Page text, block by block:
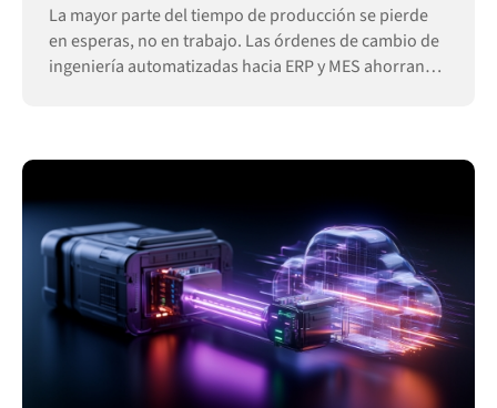
La mayor parte del tiempo de producción se pierde
en esperas, no en trabajo. Las órdenes de cambio de
ingeniería automatizadas hacia ERP y MES ahorran